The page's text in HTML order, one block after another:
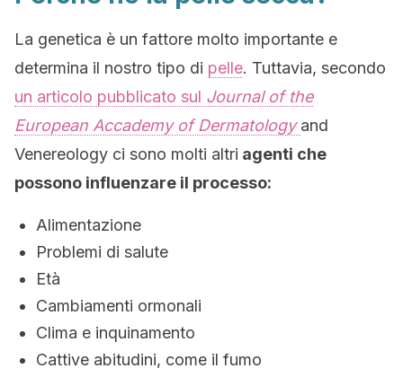
La genetica è un fattore molto importante e
determina il nostro tipo di pelle. Tuttavia, secondo
un articolo pubblicato sul Journal of the
European Accademy of Dermatology and
Venereology ci sono molti altri agenti che
possono influenzare il processo:
Alimentazione
Problemi di salute
Età
Cambiamenti ormonali
Clima e inquinamento
Cattive abitudini, come il fumo